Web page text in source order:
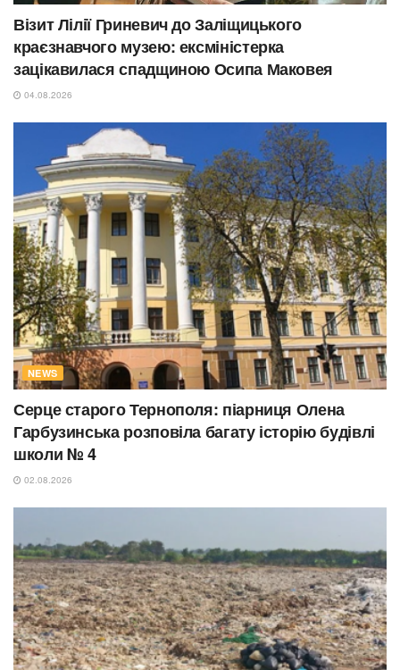
Візит Лілії Гриневич до Заліщицького
краєзнавчого музею: ексміністерка
зацікавилася спадщиною Осипа Маковея
04.08.2026
NEWS
Серце старого Тернополя: піарниця Олена
Гарбузинська розповіла багату історію будівлі
школи № 4
02.08.2026